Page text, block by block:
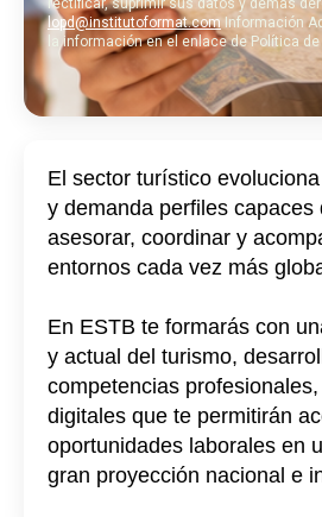
rectificar, suprimir sus datos y demás
lopd@institutoformat.comInformación
la información en el enlace de Política
El sector turístico
y demanda perfiles capaces
asesorar, coordinar y
entornos cada vez más
En ESTB te formarás con
y actual del turismo,
competencias
digitales que te permitirán
oportunidades laborales en
gran proyección nacional e